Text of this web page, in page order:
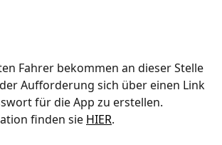
Fahrer bekommen an dieser Stelle
Aufforderung sich über einen Link
für die App zu erstellen.
finden sie HIER.